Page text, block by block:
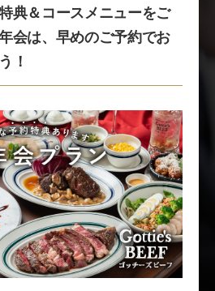
典＆コースメニューをご
会は、早めのご予約でお
！